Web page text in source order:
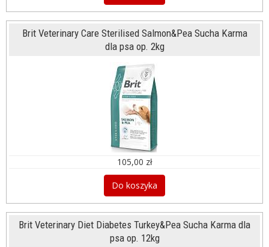
Brit Veterinary Care Sterilised Salmon&Pea Sucha Karma
dla psa op. 2kg
105,00 zł
Do koszyka
Brit Veterinary Diet Diabetes Turkey&Pea Sucha Karma dla
psa op. 12kg